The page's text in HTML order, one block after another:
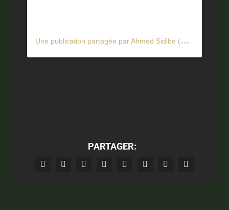
U
ne publication partagée par Ahmed Sidibe (@a.sidibee)
PARTAGER: